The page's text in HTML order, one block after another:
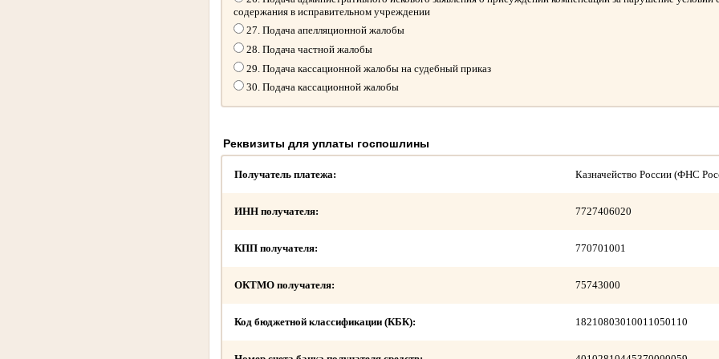
содержания в исправительном учреждении
27. Подача апелляционной жалобы
28. Подача частной жалобы
29. Подача кассационной жалобы на судебный приказ
30. Подача кассационной жалобы
Реквизиты для уплаты госпошлины
Получатель платежа: Казначейство России (ФНС
ИНН получателя: 7727406020
КПП получателя: 770701001
ОКТМО получателя: 75743000
Код бюджетной классификации (КБК): 18210803010011050110